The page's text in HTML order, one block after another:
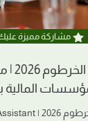
مشاركة مميزة
المالية